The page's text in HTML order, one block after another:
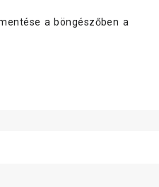
a böngészőben a